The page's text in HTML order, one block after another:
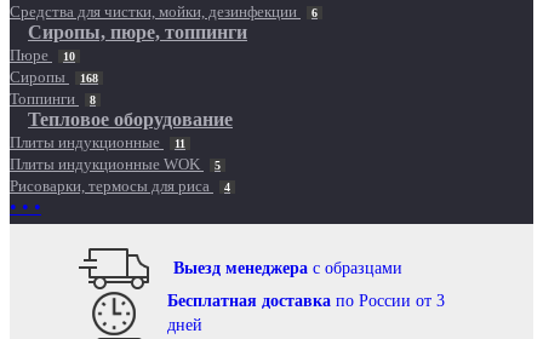
Средства для чистки, мойки, дезинфекции 6
Сиропы, пюре, топпинги
Пюре 10
Сиропы 168
Топпинги 8
Тепловое оборудование
Плиты индукционные 11
Плиты индукционные WOK 5
Рисоварки, термосы для риса 4
• • •
Выезд менеджера с образцами
Бесплатная доставка по России от 3
дней